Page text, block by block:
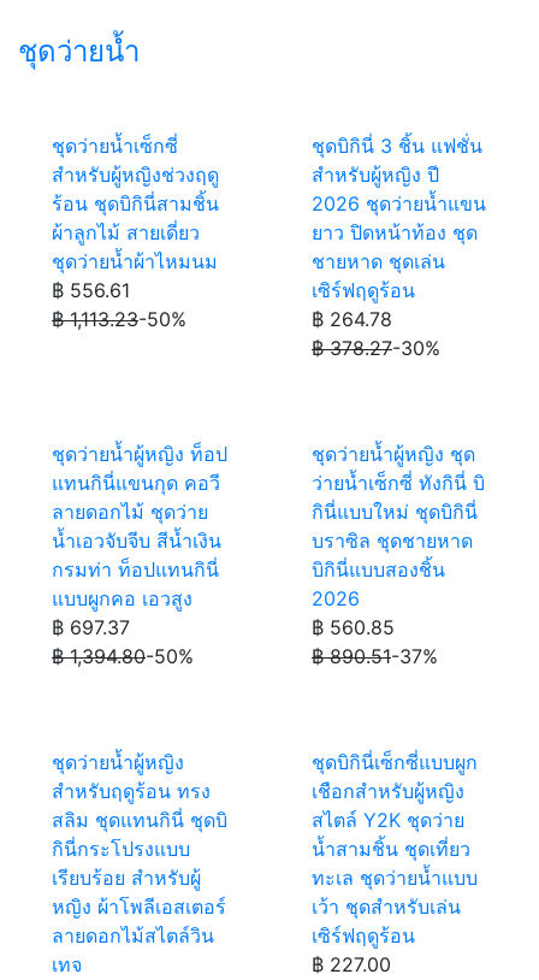
ชุดว่ายน้ำ
ชุดว่ายน้ำเซ็กซี่
สำหรับผู้หญิงช่วงฤดู
ร้อน ชุดบิกินี่สามชิ้น
ผ้าลูกไม้ สายเดี่ยว
ชุดว่ายน้ำผ้าไหมนม
฿ 556.61
฿ 1,113.23-50%
ชุดบิกินี่ 3 ชิ้น แฟชั่น
สำหรับผู้หญิง ปี
2026 ชุดว่ายน้ำแขน
ยาว ปิดหน้าท้อง ชุด
ชายหาด ชุดเล่น
เซิร์ฟฤดูร้อน
฿ 264.78
฿ 378.27-30%
ชุดว่ายน้ำผู้หญิง ท็อป
แทนกินี่แขนกุด คอวี
ลายดอกไม้ ชุดว่าย
น้ำเอวจับจีบ สีน้ำเงิน
กรมท่า ท็อปแทนกินี่
แบบผูกคอ เอวสูง
฿ 697.37
฿ 1,394.80-50%
ชุดว่ายน้ำผู้หญิง ชุด
ว่ายน้ำเซ็กซี่ ทังกินี่ บิ
กินี่แบบใหม่ ชุดบิกินี่
บราซิล ชุดชายหาด
บิกินี่แบบสองชิ้น
2026
฿ 560.85
฿ 890.51-37%
ชุดว่ายน้ำผู้หญิง
สำหรับฤดูร้อน ทรง
สลิม ชุดแทนกินี่ ชุดบิ
กินี่กระโปรงแบบ
เรียบร้อย สำหรับผู้
หญิง ผ้าโพลีเอสเตอร์
ลายดอกไม้สไตล์วิน
เทจ
ชุดบิกินี่เซ็กซี่แบบผูก
เชือกสำหรับผู้หญิง
สไตล์ Y2K ชุดว่าย
น้ำสามชิ้น ชุดเที่ยว
ทะเล ชุดว่ายน้ำแบบ
เว้า ชุดสำหรับเล่น
เซิร์ฟฤดูร้อน
฿ 227.00